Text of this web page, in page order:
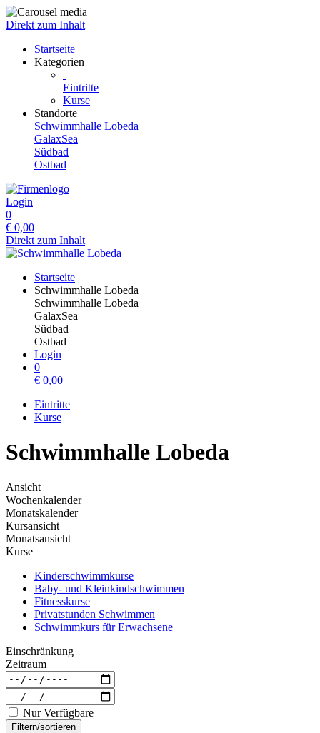
Direkt zum Inhalt
Startseite
Kategorien
Eintritte
Kurse
Standorte
Schwimmhalle Lobeda
GalaxSea
Südbad
Ostbad
Login
0
€ 0,00
Direkt zum Inhalt
Startseite
Schwimmhalle Lobeda
Schwimmhalle Lobeda
GalaxSea
Südbad
Ostbad
Login
0
€ 0,00
Eintritte
Kurse
Schwimmhalle Lobeda
Ansicht
Wochenkalender
Monatskalender
Kursansicht
Monatsansicht
Kurse
Kinderschwimmkurse
Baby- und Kleinkindschwimmen
Fitnesskurse
Privatstunden Schwimmen
Schwimmkurs für Erwachsene
Einschränkung
Zeitraum
Nur Verfügbare
Filtern/sortieren